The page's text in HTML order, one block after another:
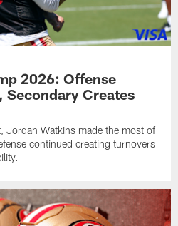
2026: Offense
Creates
Jordan Watkins made the most of
continued creating turnovers